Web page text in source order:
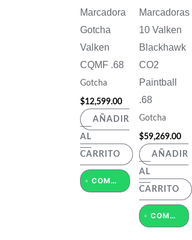
Marcadora
Gotcha
Valken
CQMF .68
Gotcha
$12,599.00
AÑADIR
AL
CARRITO
COMPRAR POR WHATSAPP
Marcadoras
10 Valken
Blackhawk
CO2
Paintball
.68
Gotcha
$59,269.00
AÑADIR
AL
CARRITO
COMPRAR POR WHATSAPP